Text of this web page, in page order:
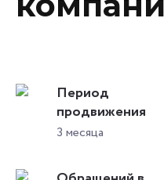
Период
продвижения
3 месяца